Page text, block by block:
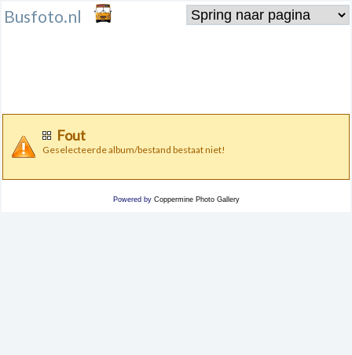
Busfoto.nl
Fout
Geselecteerde album/bestand bestaat niet!
Powered by Coppermine Photo Gallery